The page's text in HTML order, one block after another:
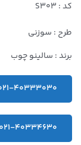
کد : S303
طرح : سوزنی
برند : سالینو چوب
40333030
021-40334630